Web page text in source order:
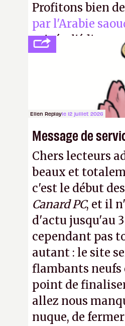
Profitons bien
par l'Arabie
privée, l'éditeur
publier ses
Ellen Replayle 12 juillet 2026
Message de
Chers lecteurs
beaux et
c'est le début
Canard PC, et il
d'actu jusqu'au
cependant pas
autant : le site
flambants neufs
point de
allez nous
nuque, de